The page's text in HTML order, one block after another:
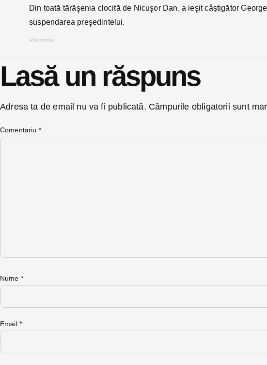
Din toată tărăşenia clocită de Nicuşor Dan, a ieşit câștigător
suspendarea preşedintelui.
Răspunde
Lasă un răspuns
Adresa ta de email nu va fi publicată. Câmpurile obligatorii sunt
Comentariu *
Nume *
Email *